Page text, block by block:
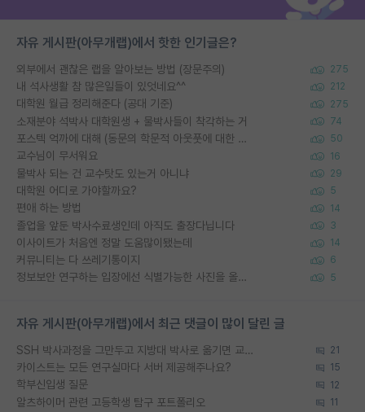
자유 게시판(아무개랩)에서 핫한 인기글은?
외부에서 괜찮은 랩을 알아보는 방법 (장문주의) 275
내 석사생활 참 많은일들이 있엇네요^^ 212
대학원 월급 정리해준다 (공대 기준) 275
소재분야 석박사 대학원생 + 물박사들이 착각하는 거 74
포스텍 억까에 대해 (동문의 학문적 아웃풋에 대한 반박) 50
교수님이 무서워요 16
물박사 되는 건 교수탓도 있는거 아니냐 29
대학원 어디로 가야할까요? 5
편애 하는 방법 14
졸업을 앞둔 박사수료생인데 아직도 출장다닙니다 3
이사이트가 처음엔 정말 도움많이됐는데 14
커뮤니티는 다 쓰레기통이지 6
정보보안 연구하는 입장에선 식별가능한 사진을 올리는건 비추이긴함 5
자유 게시판(아무개랩)에서 최근 댓글이 많이 달린 글
SSH 박사과정을 그만두고 지방대 박사로 옮기면 교수의 꿈은 끝일까요? 21
카이스트는 모든 연구실마다 서버 제공해주나요? 15
학부신입생 질문 12
알츠하이머 관련 고등학생 탐구 포트폴리오 11